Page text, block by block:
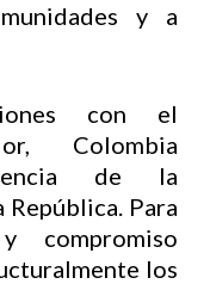
y a
con el
Colombia
de la
Para
compromiso
los